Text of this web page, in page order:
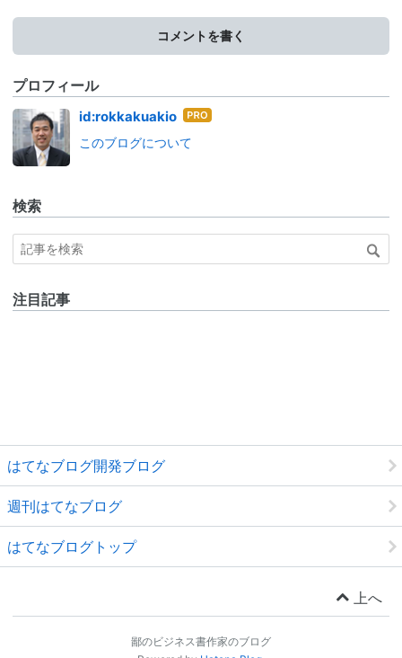
コメントを書く
プロフィール
id:rokkakuakio はて
ログ
このブログについて
検索
注目記事
はてなブログ開発ブログ
週刊はてなブログ
はてなブログトップ
上へ
鄙のビジネス書作家のブログ